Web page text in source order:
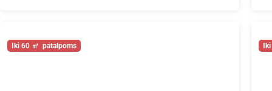
60